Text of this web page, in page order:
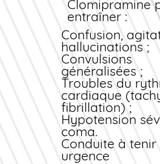
modifiez
posologie sans
médical.
Clomipramine
entraîner :
Confusion,
hallucinations ;
Convulsions
généralisées ;
Troubles du
cardiaque
fibrillation) ;
Hypotension
coma.
Conduite à tenir
urgence